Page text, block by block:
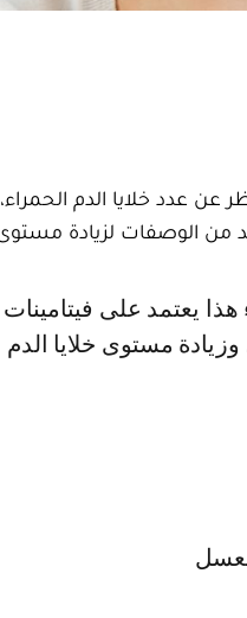
عدد خلايا الدم
من الوصفات لزيادة
وزيادة مستوى خلايا